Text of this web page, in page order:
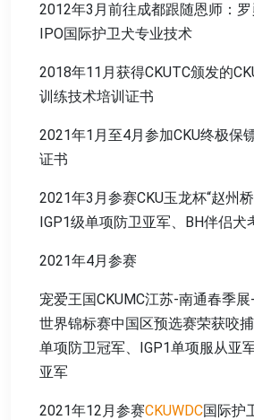
2012年3月前往成都跟随恩师：
IPO国际护卫犬专业技术
2018年11月获得CKUTC颁发的
训练技术培训证书
2021年1月至4月参加CKU终极保
证书
2021年3月参赛CKU玉龙杯“赵州
IGP1级单项防卫亚军、BH伴侣犬
2021年4月参赛
宠爱王国CKUMC江苏-南通春季
世界锦标赛中国区预选赛荣获咬
单项防卫冠军、IGP1单项服从亚
亚军
2021年12月参赛CKUWDC国际护